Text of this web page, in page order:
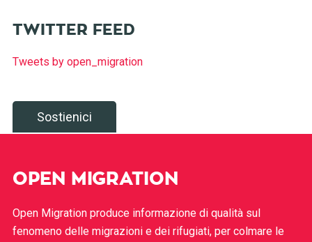
TWITTER FEED
Tweets by open_migration
Sostienici
OPEN MIGRATION
Open Migration produce informazione di qualità sul
fenomeno delle migrazioni e dei rifugiati, per colmare le